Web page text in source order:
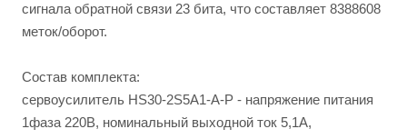
сигнала обратной связи 23 бита, что составляет 8388608
меток/оборот.
Состав комплекта:
сервоусилитель HS30-2S5A1-A-P - напряжение питания
1фаза 220В, номинальный выходной ток 5,1А,